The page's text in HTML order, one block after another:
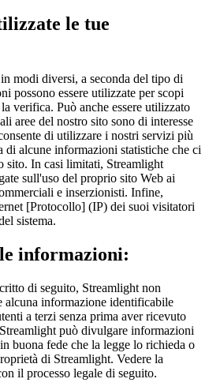
le tue
modi diversi, a seconda del tipo di
possono essere utilizzate per scopi
verifica. Può anche essere utilizzato
aree del nostro sito sono di interesse
di utilizzare i nostri servizi più
di alcune informazioni statistiche che ci
sito. In casi limitati, Streamlight
sull'uso del proprio sito Web ai
e inserzionisti. Infine,
[Protocollo] (IP) dei suoi visitatori
sistema.
informazioni:
di seguito, Streamlight non
alcuna informazione identificabile
a terzi senza prima aver ricevuto
può divulgare informazioni
buona fede che la legge lo richieda o
di Streamlight. Vedere la
il processo legale di seguito.